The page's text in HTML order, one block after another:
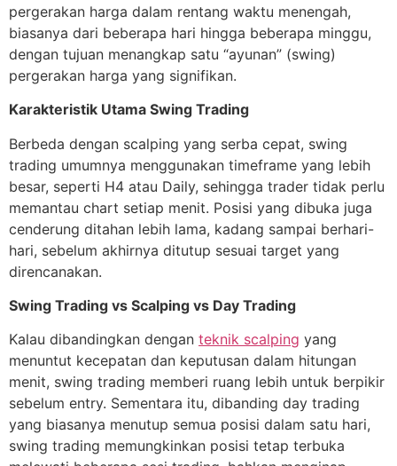
pergerakan harga dalam rentang waktu menengah,
biasanya dari beberapa hari hingga beberapa minggu,
dengan tujuan menangkap satu “ayunan” (swing)
pergerakan harga yang signifikan.
Karakteristik Utama Swing Trading
Berbeda dengan scalping yang serba cepat, swing
trading umumnya menggunakan timeframe yang lebih
besar, seperti H4 atau Daily, sehingga trader tidak perlu
memantau chart setiap menit. Posisi yang dibuka juga
cenderung ditahan lebih lama, kadang sampai berhari-
hari, sebelum akhirnya ditutup sesuai target yang
direncanakan.
Swing Trading vs Scalping vs Day Trading
Kalau dibandingkan dengan teknik scalping yang
menuntut kecepatan dan keputusan dalam hitungan
menit, swing trading memberi ruang lebih untuk berpikir
sebelum entry. Sementara itu, dibanding day trading
yang biasanya menutup semua posisi dalam satu hari,
swing trading memungkinkan posisi tetap terbuka